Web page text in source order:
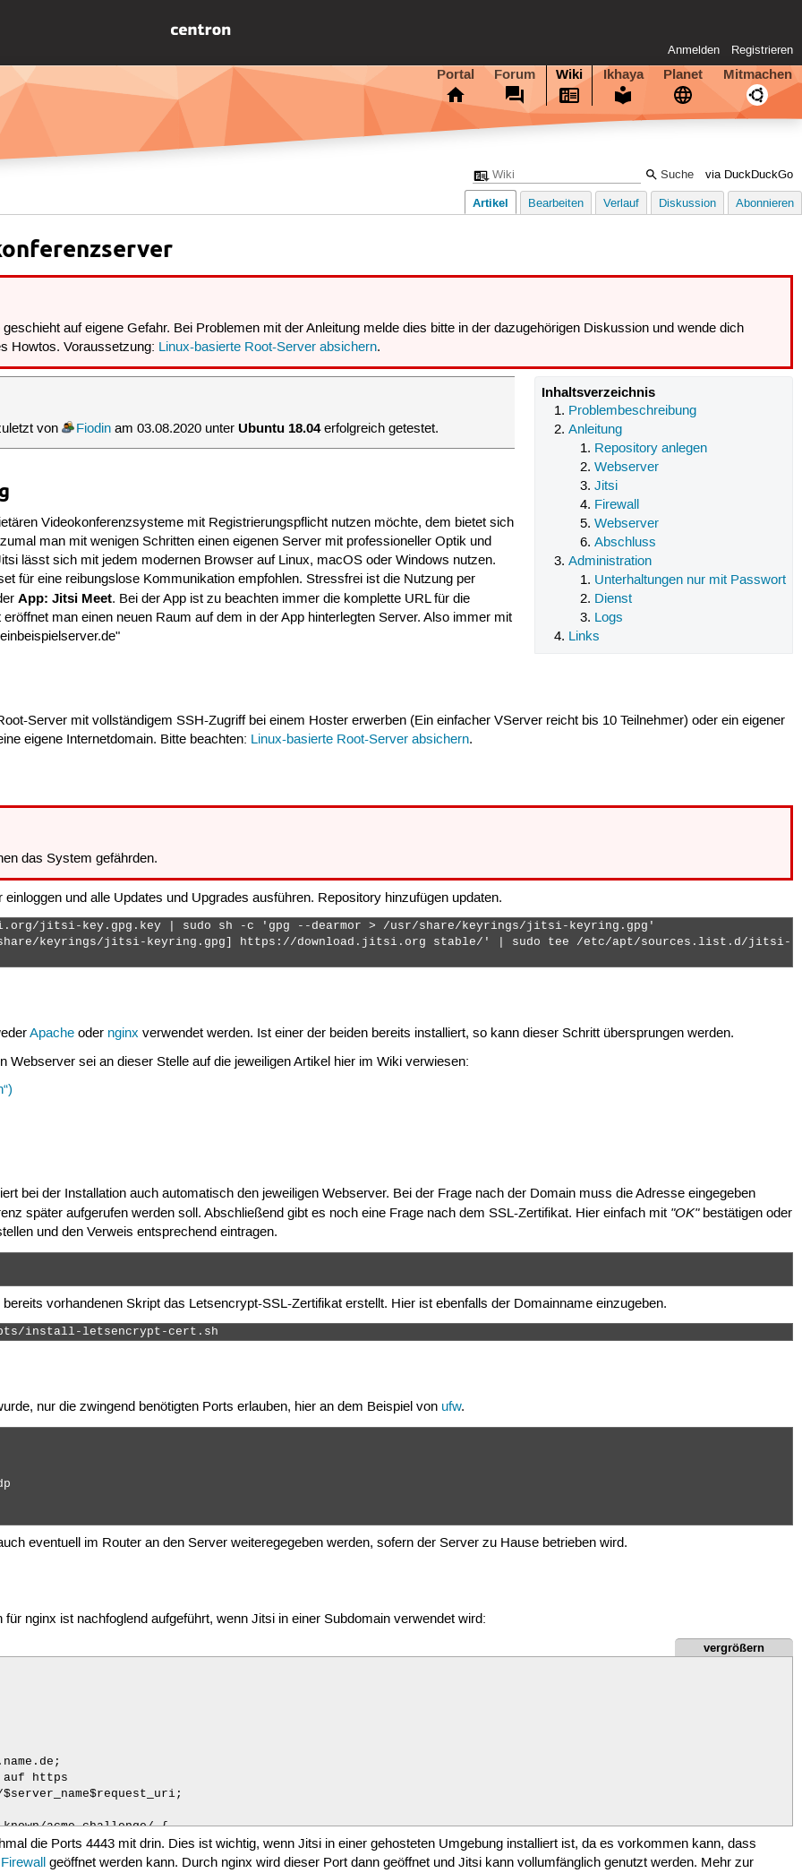
Anmelden Registrieren
Portal Forum Wiki Ikhaya Planet Mitmachen
via DuckDuckGo
Artikel Bearbeiten Verlauf Diskussion Abonnieren
auf eigene Gefahr. Bei Problemen mit der Anleitung melde dies bitte in der dazugehörigen Diskussion und wende dich
Howtos. Voraussetzung: Linux-basierte Root-Server absichern.
Inhaltsverzeichnis
Problembeschreibung
Anleitung
Repository anlegen
Webserver
Jitsi
Firewall
Webserver
Abschluss
Administration
Unterhaltungen nur mit Passwort
Dienst
Logs
Links
von Fiodin am 03.08.2020 unter Ubuntu 18.04erfolgreich getestet.
Videokonferenzsysteme mit Registrierungspflicht nutzen möchte, dem bietet sich
man mit wenigen Schritten einen eigenen Server mit professioneller Optik und
lässt sich mit jedem modernen Browser auf Linux, macOS oder Windows nutzen.
für eine reibungslose Kommunikation empfohlen. Stressfrei ist die Nutzung per
App: Jitsi Meet. Bei der App ist zu beachten immer die komplette URL für die
man einen neuen Raum auf dem in der App hinterlegten Server. Also immer mit
Server mit vollständigem SSH-Zugriff bei einem Hoster erwerben (Ein einfacher VServer reicht bis 10 Teilnehmer) oder ein eigener
eigene Internetdomain. Bitte beachten: Linux-basierte Root-Server absichern.
das System gefährden.
einloggen und alle Updates und Upgrades ausführen. Repository hinzufügen updaten.
jitsi-key.gpg.key | sudo sh -c 'gpg --dearmor > /usr/share/keyrings/jitsi-keyring.gpg'
share/keyrings/jitsi-keyring.gpg] https://download.jitsi.org stable/' | sudo tee /etc/apt/sources.list.d/
Apache oder nginx verwendet werden. Ist einer der beiden bereits installiert, so kann dieser Schritt übersprungen werden.
Webserver sei an dieser Stelle auf die jeweiligen Artikel hier im Wiki verwiesen:
bei der Installation auch automatisch den jeweiligen Webserver. Bei der Frage nach der Domain muss die Adresse eingegeben
später aufgerufen werden soll. Abschließend gibt es noch eine Frage nach dem SSL-Zertifikat. Hier einfach mit "OK"bestätigen oder
und den Verweis entsprechend eintragen.
vorhandenen Skript das Letsencrypt-SSL-Zertifikat erstellt. Hier ist ebenfalls der Domainname einzugeben.
install-letsencrypt-cert.sh
nur die zwingend benötigten Ports erlauben, hier an dem Beispiel von ufw.
eventuell im Router an den Server weiteregegeben werden, sofern der Server zu Hause betrieben wird.
für nginx ist nachfoglend aufgeführt, wenn Jitsi in einer Subdomain verwendet wird:
vergrößern
die Ports 4443 mit drin. Dies ist wichtig, wenn Jitsi in einer gehosteten Umgebung installiert ist, da es vorkommen kann, dass
Firewall geöffnet werden kann. Durch nginx wird dieser Port dann geöffnet und Jitsi kann vollumfänglich genutzt werden. Mehr zur